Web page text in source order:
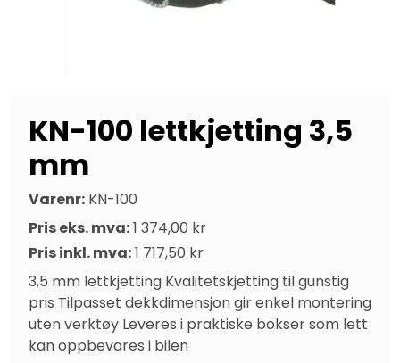
KN-100 lettkjetting 3,5
mm
Varenr: KN-100
Pris eks. mva:1 374,00 kr
Pris inkl. mva:1 717,50 kr
3,5 mm lettkjetting Kvalitetskjetting til gunstig
pris Tilpasset dekkdimensjon gir enkel montering
uten verktøy Leveres i praktiske bokser som lett
kan oppbevares i bilen